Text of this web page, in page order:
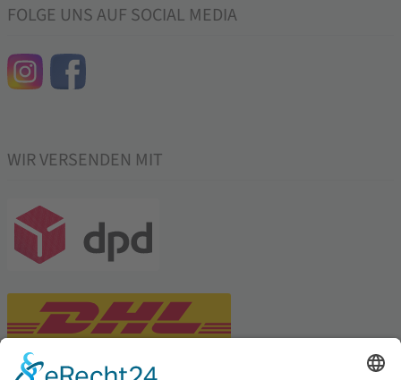
FOLGE UNS AUF SOCIAL MEDIA
WIR VERSENDEN MIT